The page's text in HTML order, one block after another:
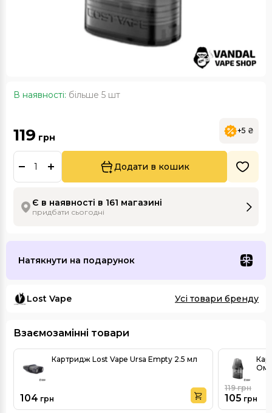
В наявності: більше 5 шт
119 грн
+5 ₴
Додати в кошик
Є в наявності в 161 магазині
придбати сьогодні
Натякнути на подарунок
Lost Vape Усі товари бренду
Взаємозамінні товари
Картридж Lost Vape Ursa Empty 2.5 мл
104 грн
Ом
105 грн
119грн